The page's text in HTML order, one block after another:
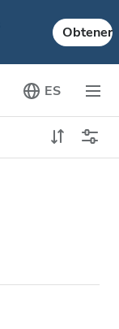
Obtener
ES